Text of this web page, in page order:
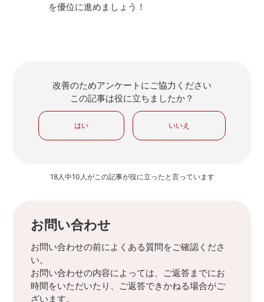
を優位に進めましょう！
改善のためアンケートにご協力ください
この記事は役に立ちましたか？
はい いいえ
18人中10人がこの記事が役に立ったと言っています
お問い合わせ
お問い合わせの前によくある質問をご確認くださ
い。
お問い合わせの内容によっては、ご返答までにお
時間をいただいたり、ご返答できかねる場合がご
ざいます。